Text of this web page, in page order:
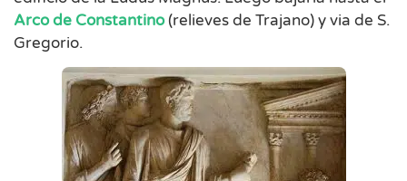
Arco de Constantino(relieves de Trajano) y via de S.
Gregorio.